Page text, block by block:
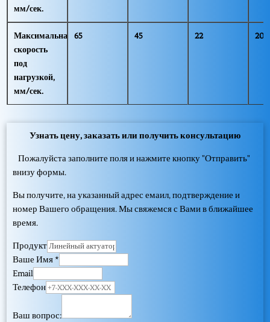
мм/сек.
Максимальная
скорость
под
нагрузкой,
мм/сек.
65 45 22 20
Узнать цену, заказать или получить консультацию
Пожалуйста заполните поля и нажмите кнопку "Отправить"
внизу формы.
Вы получите, на указанный адрес емаил, подтверждение и
номер Вашего обращения. Мы свяжемся с Вами в ближайшее
время.
Продукт
Ваше Имя*
Email
Телефон
Ваш вопрос: